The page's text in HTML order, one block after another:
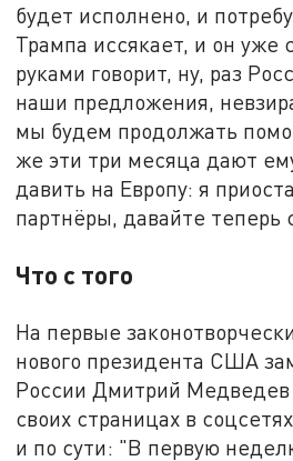
будет исполнено, и
Трампа иссякает, и он уже
руками говорит, ну, раз
наши предложения,
мы будем продолжать
же эти три месяца дают
давить на Европу: я
партнёры, давайте теперь
Что с того
На первые
нового президента США
России Дмитрий Медведев
своих страницах в
и по сути: "В первую